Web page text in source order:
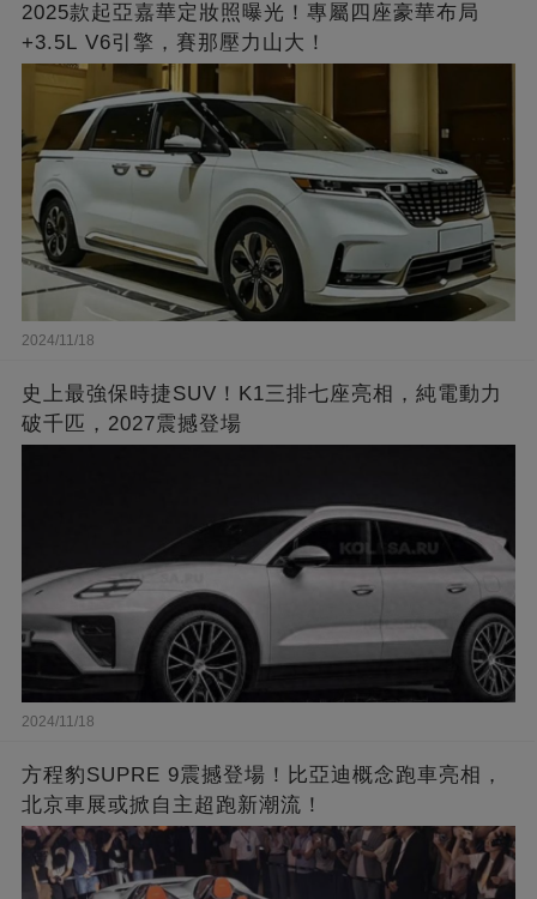
2025款起亞嘉華定妝照曝光！專屬四座豪華布局
+3.5L V6引擎，賽那壓力山大！
2024/11/18
史上最強保時捷SUV！K1三排七座亮相，純電動力
破千匹，2027震撼登場
2024/11/18
方程豹SUPRE 9震撼登場！比亞迪概念跑車亮相，
北京車展或掀自主超跑新潮流！